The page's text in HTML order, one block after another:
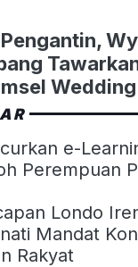
e-
Perempuan
Londo
Mandat
Rakyat